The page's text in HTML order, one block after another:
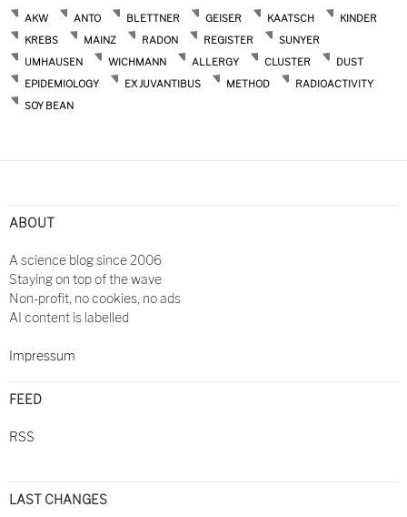
AKW ANTO BLETTNER GEISER KAATSCH
KINDER
KREBS
MAINZ RADON REGISTER
SUNYER
UMHAUSEN
WICHMANN ALLERGY CLUSTER
DUST
EPIDEMIOLOGY
EX JUVANTIBUS METHOD
RADIOACTIVITY
SOY BEAN
ABOUT
A science blog since 2006
Staying on top of the wave
Non-profit, no cookies, no ads
AI content is labelled
Impressum
FEED
RSS
LAST CHANGES